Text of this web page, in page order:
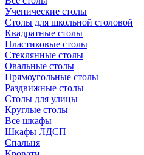
Ученические столы
Столы для школьной столовой
Квадратные столы
Пластиковые столы
Стеклянные столы
Овальные столы
Прямоугольные столы
Раздвижные столы
Столы для улицы
Круглые столы
Все шкафы
Шкафы ЛДСП
Спальня